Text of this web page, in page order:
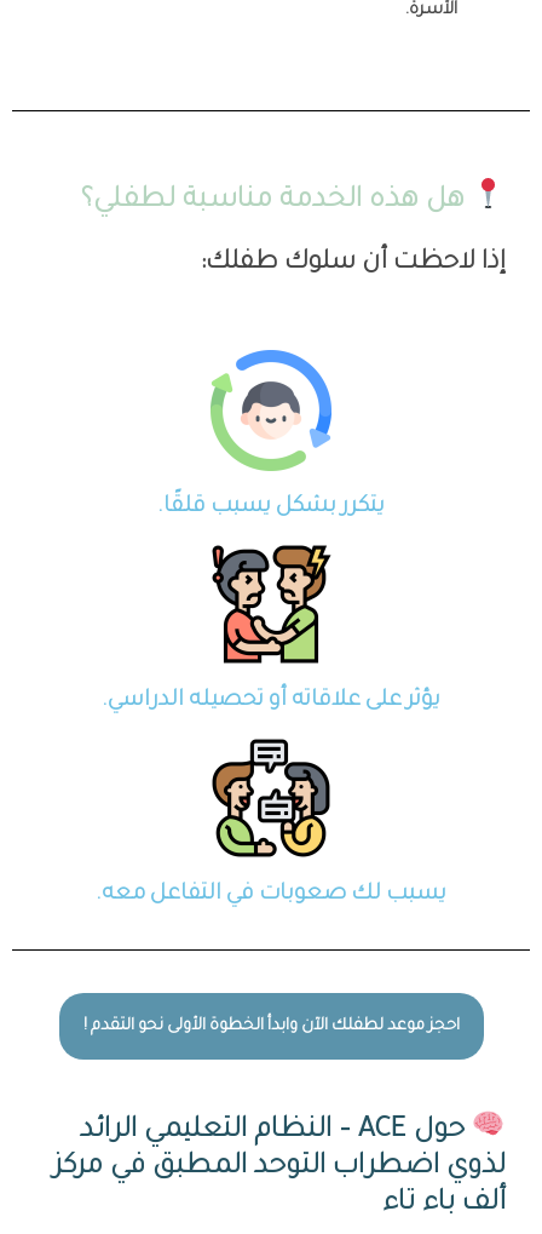
الأسرة.
هل هذه الخدمة مناسبة لطفلي؟
إذا لاحظت أن سلوك طفلك:
يتكرر بشكل يسبب قلقًا.
يؤثر على علاقاته أو تحصيله الدراسي.
يسبب لك صعوبات في التفاعل معه.
احجز موعد لطفلك الآن وابدأ الخطوة الأولى نحو التقدم !
حول ACE – النظام التعليمي الرائد
لذوي اضطراب التوحد المطبق في مركز
ألف باء تاء